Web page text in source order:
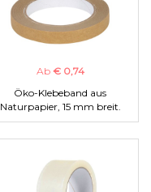
Ab € 0,74
Öko-Klebeband aus
Naturpapier, 15 mm breit.